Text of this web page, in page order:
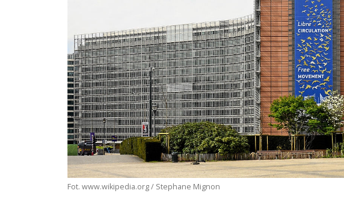
Fot. www.wikipedia.org / Stephane Mignon